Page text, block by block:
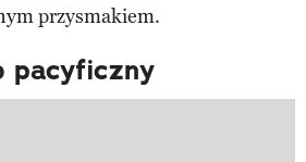
przysmakiem.
pacyficzny